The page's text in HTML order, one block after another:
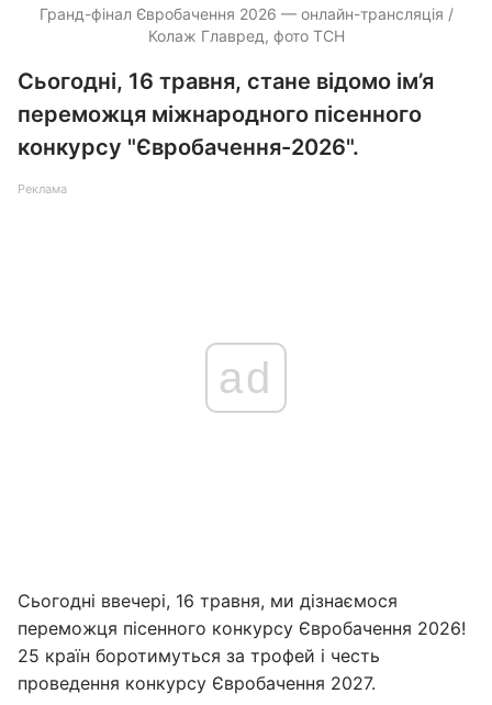
Гранд-фінал Євробачення 2026 — онлайн-трансляція /
Колаж Главред, фото ТСН
Сьогодні, 16 травня, стане відомо ім’я
переможця міжнародного пісенного
конкурсу "Євробачення-2026".
Реклама
ad
Сьогодні ввечері, 16 травня, ми дізнаємося
переможця пісенного конкурсу Євробачення 2026!
25 країн боротимуться за трофей і честь
проведення конкурсу Євробачення 2027.